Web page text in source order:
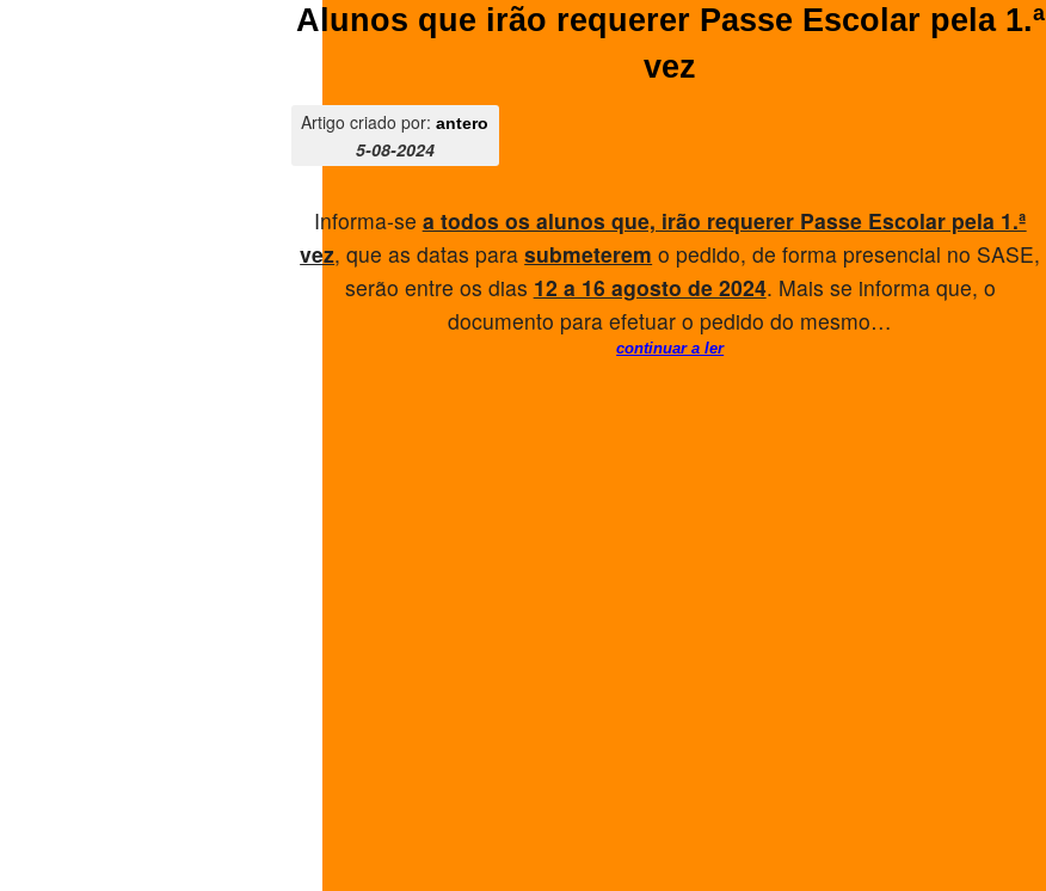
Alunos que irão requerer Passe Escolar pela 1.ª
vez
Artigo criado por:antero
5-08-2024
Informa-se a todos os alunos que, irão requerer Passe Escolar pela 1.ª
vez, que as datas parasubmeterem o pedido, de forma presencial no SASE,
serão entre os dias 12 a 16 agosto de 2024. Mais se informa que, o
documento para efetuar o pedido do mesmo…
continuar a ler